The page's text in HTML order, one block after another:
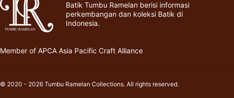
Batik Tumbu Ramelan berisi informasi
perkembangan dan koleksi Batik di
Indonesia.
Member of APCA Asia Pacific Craft Alliance
© 2020 - 2026 Tumbu Ramelan Collections. All rights reserved.